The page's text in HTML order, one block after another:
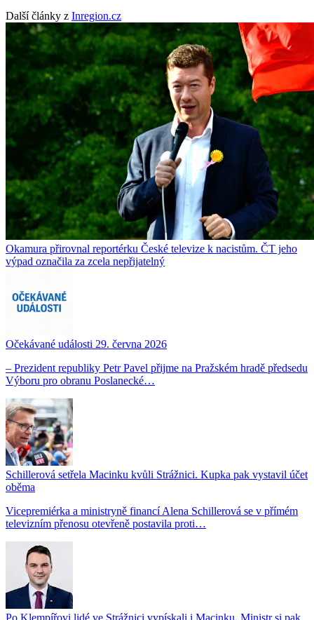
Další články z Inregion.cz
Okamura přirovnal reportérku České televize k nacistům. ČT jeho
výpad označila za zcela nepřijatelný
Očekávané události 29. června 2026
– Prezident republiky Petr Pavel přijme na Pražském hradě předsedu
Výboru pro obranu Poslanecké…
Schillerová setřela Macinku kvůli Strážnici. Kupka pak vystavil účet
oběma
Vicepremiérka a ministryně financí Alena Schillerová se v přímém
televizním přenosu otevřeně postavila proti…
Po Klempířovi lidé ve Strážnici vypískali i Macinku. Ministr si pak